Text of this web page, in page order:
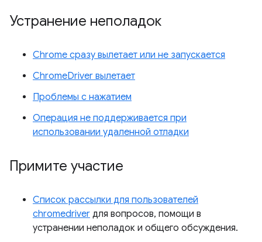
Устранение неполадок
Chrome сразу вылетает или не запускается
ChromeDriver вылетает
Проблемы с нажатием
Операция не поддерживается при
использовании удаленной отладки
Примите участие
Список рассылки для пользователей
chromedriver для вопросов, помощи в
устранении неполадок и общего обсуждения.